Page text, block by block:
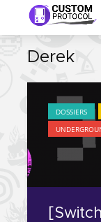
Derek
DOSSIERS